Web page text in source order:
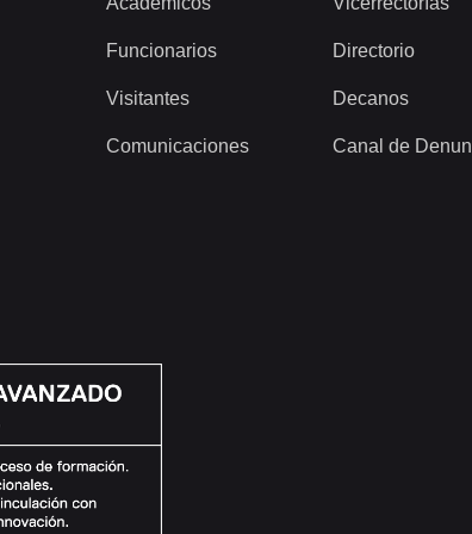
Funcionarios
Visitantes
Comunicaciones
Directorio
Decanos
Canal de